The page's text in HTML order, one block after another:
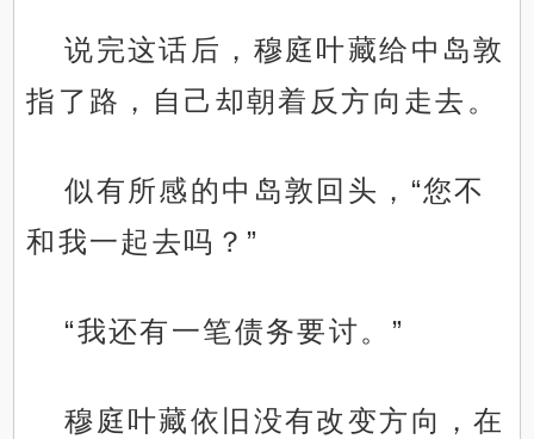
说完这话后，穆庭叶藏给中岛敦
指了路，自己却朝着反方向走去。
似有所感的中岛敦回头，“您不
和我一起去吗？”
“我还有一笔债务要讨。”
穆庭叶藏依旧没有改变方向，在